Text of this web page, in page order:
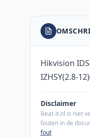
Hikvision
IZHSY(2.8-
Disclaimer
Beat-it.nl is niet
fouten in de
fout